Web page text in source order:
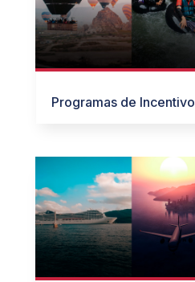
Programas de Incentivo